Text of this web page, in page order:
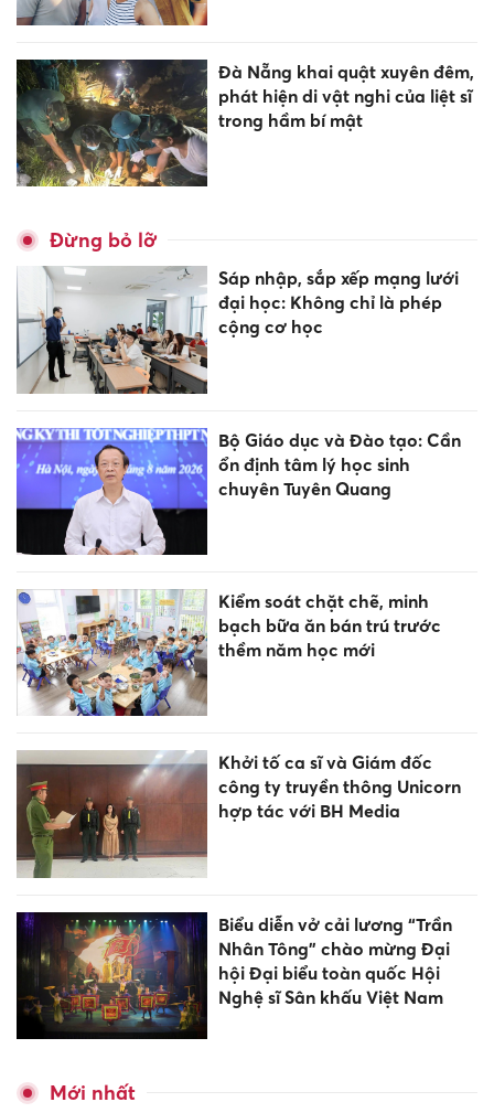
Đà Nẵng khai quật xuyên đêm,
phát hiện di vật nghi của liệt sĩ
trong hầm bí mật
Đừng bỏ lỡ
Sáp nhập, sắp xếp mạng lưới
đại học: Không chỉ là phép
cộng cơ học
Bộ Giáo dục và Đào tạo: Cần
ổn định tâm lý học sinh
chuyên Tuyên Quang
Kiểm soát chặt chẽ, minh
bạch bữa ăn bán trú trước
thềm năm học mới
Khởi tố ca sĩ và Giám đốc
công ty truyền thông Unicorn
hợp tác với BH Media
Biểu diễn vở cải lương “Trần
Nhân Tông” chào mừng Đại
hội Đại biểu toàn quốc Hội
Nghệ sĩ Sân khấu Việt Nam
Mới nhất